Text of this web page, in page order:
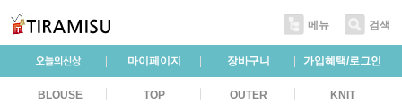
메뉴 검색
마이페이지 장바구니 가입혜택/로그인
BLOUSE TOP OUTER KNIT